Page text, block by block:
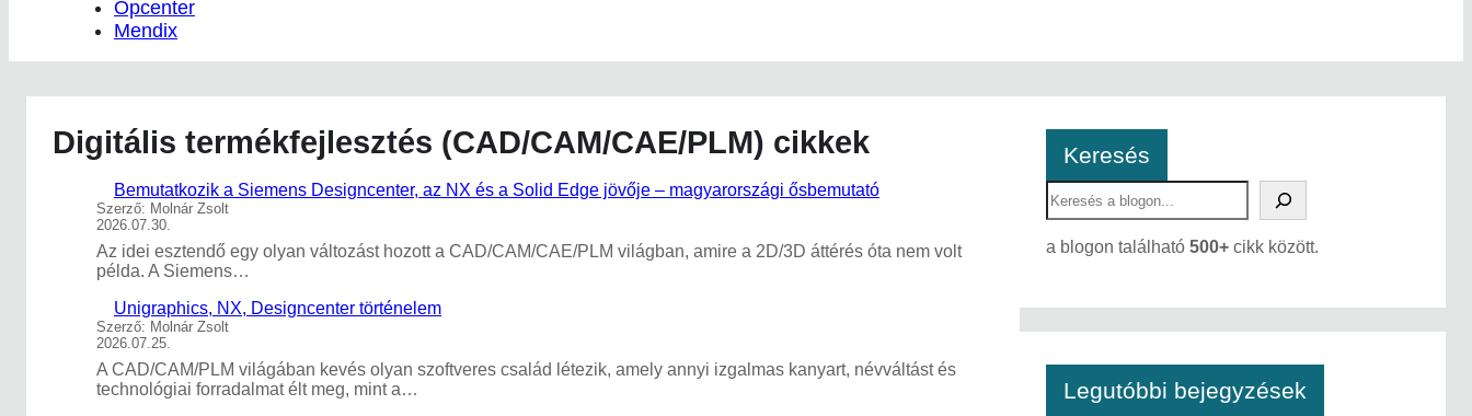
Opcenter
Mendix
Digitális termékfejlesztés (CAD/CAM/CAE/PLM) cikkek
Bemutatkozik a Siemens Designcenter, az NX és a Solid Edge jövője – magyarországi ősbemutató
Szerző: Molnár Zsolt
2026.07.30.
Az idei esztendő egy olyan változást hozott a CAD/CAM/CAE/PLM világban, amire a 2D/3D áttérés óta nem volt
példa. A Siemens…
Unigraphics, NX, Designcenter történelem
Szerző: Molnár Zsolt
2026.07.25.
A CAD/CAM/PLM világában kevés olyan szoftveres család létezik, amely annyi izgalmas kanyart, névváltást és
technológiai forradalmat élt meg, mint a…
Keresés
e
r
a blogon található500+ cikk között.
Legutóbbi bejegyzések